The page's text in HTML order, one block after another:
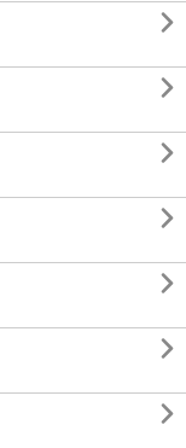






